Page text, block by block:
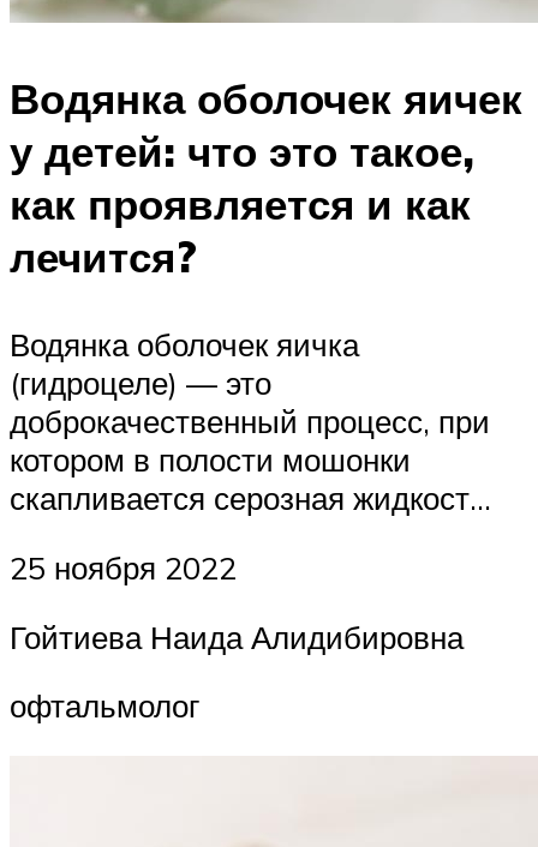
Водянка оболочек яичек
у детей: что это такое,
как проявляется и как
лечится?
Водянка оболочек яичка
(гидроцеле) — это
доброкачественный процесс, при
котором в полости мошонки
скапливается серозная жидкост…
25 ноября 2022
Гойтиева Наида Алидибировна
офтальмолог